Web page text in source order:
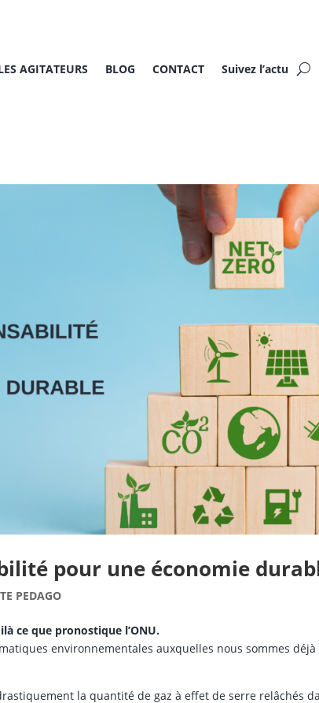
AGITATEURS BLOG CONTACT Suivez l’actu
pour une économie
PEDAGO
ce que pronostique l’ONU.
environnementales auxquelles nous sommes déjà
la quantité de gaz à effet de serre relâchés